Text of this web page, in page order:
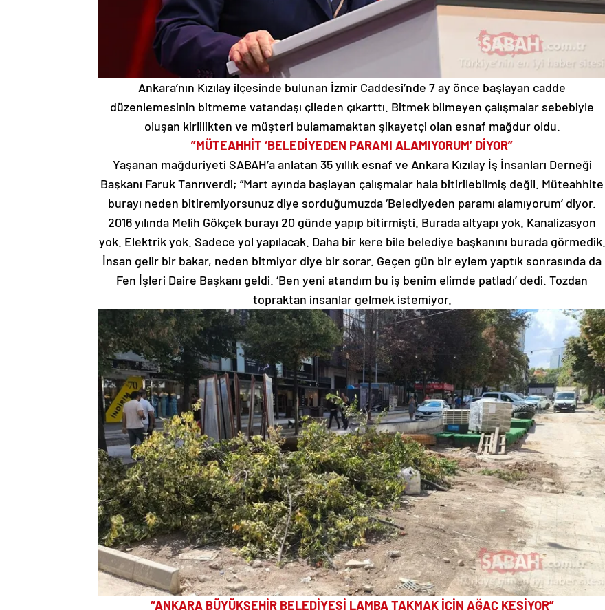
Ankara’nın Kızılay ilçesinde bulunan İzmir Caddesi’nde 7 ay önce başlayan cadde
düzenlemesinin bitmeme vatandaşı çileden çıkarttı. Bitmek bilmeyen çalışmalar sebebiyle
oluşan kirlilikten ve müşteri bulamamaktan şikayetçi olan esnaf mağdur oldu.
”MÜTEAHHİT ‘BELEDİYEDEN PARAMI ALAMIYORUM’ DİYOR”
Yaşanan mağduriyeti SABAH’a anlatan 35 yıllık esnaf ve Ankara Kızılay İş İnsanları Derneği
Başkanı Faruk Tanrıverdi; ”Mart ayında başlayan çalışmalar hala bitirilebilmiş değil. Müteahhite
burayı neden bitiremiyorsunuz diye sorduğumuzda ‘Belediyeden paramı alamıyorum’ diyor.
2016 yılında Melih Gökçek burayı 20 günde yapıp bitirmişti. Burada altyapı yok. Kanalizasyon
yok. Elektrik yok. Sadece yol yapılacak. Daha bir kere bile belediye başkanını burada görmedik.
İnsan gelir bir bakar, neden bitmiyor diye bir sorar. Geçen gün bir eylem yaptık sonrasında da
Fen İşleri Daire Başkanı geldi. ‘Ben yeni atandım bu iş benim elimde patladı’ dedi. Tozdan
topraktan insanlar gelmek istemiyor.
“ANKARA BÜYÜKŞEHİR BELEDİYESİ LAMBA TAKMAK İÇİN AĞAÇ KESİYOR”